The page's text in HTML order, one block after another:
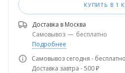
КУПИТЬ В 1
Доставка в Москва
Самовывоз — бесплатно
Подробнее
Самовывоз сегодня - бесплатно
Доставка завтра - 500 ₽